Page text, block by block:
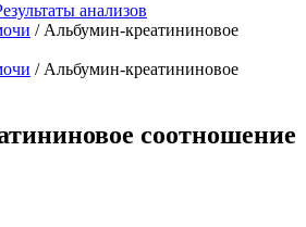
анализов
/ Альбумин-креатининовое
/ Альбумин-креатининовое
соотношение